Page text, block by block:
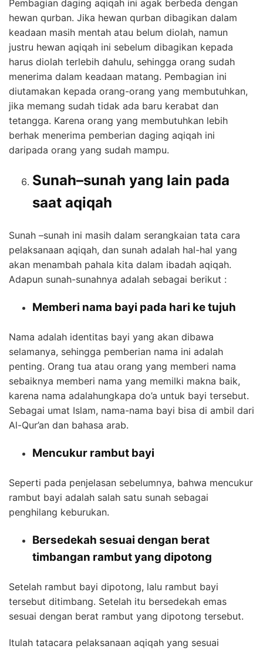
Pembagian daging aqiqah ini agak berbeda dengan
hewan qurban. Jika hewan qurban dibagikan dalam
keadaan masih mentah atau belum diolah, namun
justru hewan aqiqah ini sebelum dibagikan kepada
harus diolah terlebih dahulu, sehingga orang sudah
menerima dalam keadaan matang. Pembagian ini
diutamakan kepada orang-orang yang membutuhkan,
jika memang sudah tidak ada baru kerabat dan
tetangga. Karena orang yang membutuhkan lebih
berhak menerima pemberian daging aqiqah ini
daripada orang yang sudah mampu.
Sunah–sunah yang lain pada
saat aqiqah
Sunah –sunah ini masih dalam serangkaian tata cara
pelaksanaan aqiqah, dan sunah adalah hal-hal yang
akan menambah pahala kita dalam ibadah aqiqah.
Adapun sunah-sunahnya adalah sebagai berikut :
Memberi nama bayi pada hari ke tujuh
Nama adalah identitas bayi yang akan dibawa
selamanya, sehingga pemberian nama ini adalah
penting. Orang tua atau orang yang memberi nama
sebaiknya memberi nama yang memilki makna baik,
karena nama adalahungkapa do’a untuk bayi tersebut.
Sebagai umat Islam, nama-nama bayi bisa di ambil dari
Al-Qur’an dan bahasa arab.
Mencukur rambut bayi
Seperti pada penjelasan sebelumnya, bahwa mencukur
rambut bayi adalah salah satu sunah sebagai
penghilang keburukan.
Bersedekah sesuai dengan berat
timbangan rambut yang dipotong
Setelah rambut bayi dipotong, lalu rambut bayi
tersebut ditimbang. Setelah itu bersedekah emas
sesuai dengan berat rambut yang dipotong tersebut.
Itulah tatacara pelaksanaan aqiqah yang sesuai